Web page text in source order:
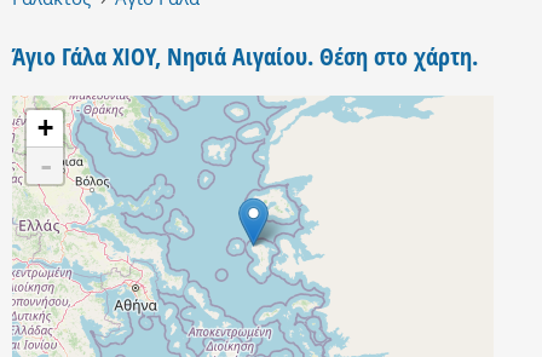
Άγιο Γάλα ΧΙΟΥ, Νησιά Αιγαίου. Θέση στο χάρτη.
+
-